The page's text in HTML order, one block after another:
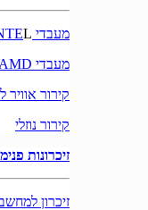
מעבדי INTE L
מעבדי AMD
קירור אוויר
קירור נוזלי
זיכרונות
זיכרון